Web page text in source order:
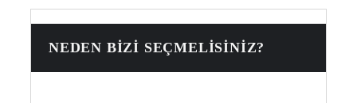
NEDEN BIZI SEÇMELISINIZ?